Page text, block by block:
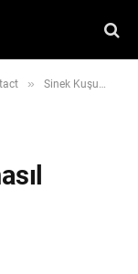
» Sinek Kuşu